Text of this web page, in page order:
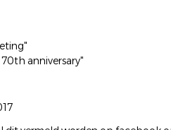
anniversary"